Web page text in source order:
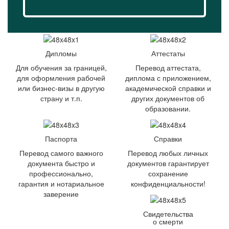
Дипломы
Для обучения за границей,
для оформления рабочей
или бизнес-визы в другую
страну и т.п.
Аттестаты
Перевод аттестата,
диплома с приложением,
академической справки и
других документов об
образовании.
Паспорта
Перевод самого важного
документа быстро и
профессионально,
гарантия и нотариальное
заверение
Справки
Перевод любых личных
документов гарантирует
сохранение
конфиденциальности!
Свидетельства
о смерти